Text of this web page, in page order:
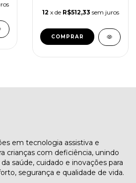
12 x de R$512,33 sem juros
COMPRAR
em tecnologia assistiva e
crianças com deficiência, unindo
saúde, cuidado e inovações para
segurança e qualidade de vida.